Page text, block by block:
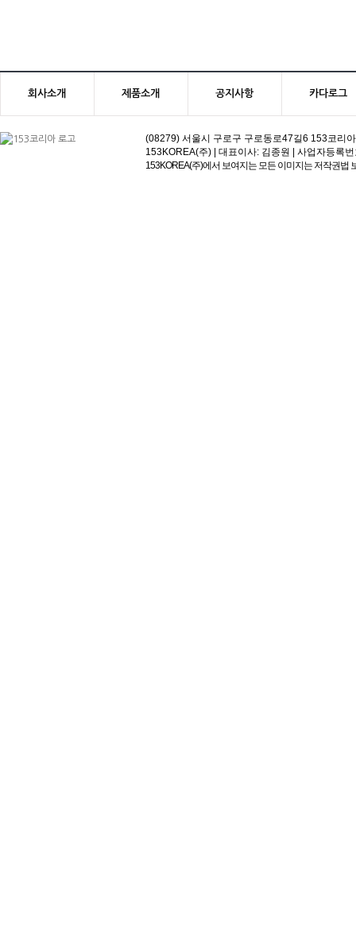
회사소개 제품소개 공지사항 카다로그
(08279) 서울시 구로구 구로동로47길6 153코리
153KOREA(주) | 대표이사: 김종원 | 사업자등록
153KOREA(주)에서 보여지는 모든 이미지는 저작권법